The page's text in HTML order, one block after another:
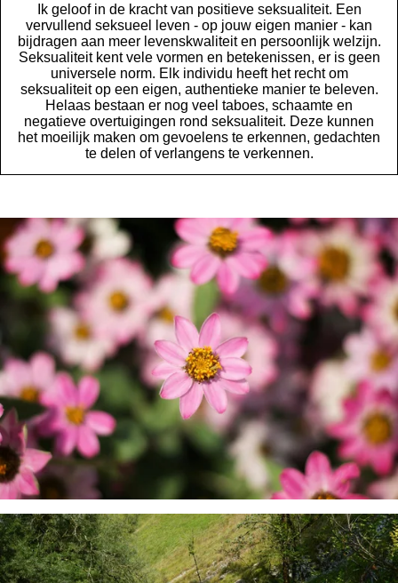
Ik geloof in de kracht van positieve seksualiteit. Een
vervullend seksueel leven - op jouw eigen manier - kan
bijdragen aan meer levenskwaliteit en persoonlijk welzijn.
Seksualiteit kent vele vormen en betekenissen, er is geen
universele norm. Elk individu heeft het recht om
seksualiteit op een eigen, authentieke manier te beleven.
Helaas bestaan er nog veel taboes, schaamte en
negatieve overtuigingen rond seksualiteit. Deze kunnen
het moeilijk maken om gevoelens te erkennen, gedachten
te delen of verlangens te verkennen.